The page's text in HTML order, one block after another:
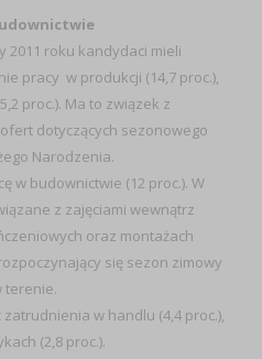
2011 roku kandydaci mieli
pracy w produkcji (14,7 proc.),
proc.). Ma to związek z
dotyczących sezonowego
Narodzenia.
w budownictwie (12 proc.). W
z zajęciami wewnątrz
oraz montażach
się sezon zimowy
terenie.
w handlu (4,4 proc.),
(2,8 proc.).